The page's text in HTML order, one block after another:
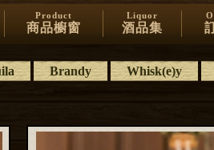
Product
商品櫥窗
Liquor
酒品集
Brandy Whisk(e)y